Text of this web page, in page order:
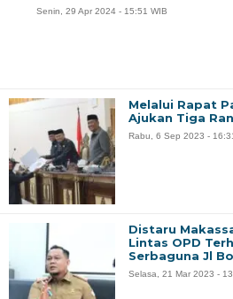
Senin, 29 Apr 2024 - 15:51 WIB
Melalui Rapat
Ajukan Tiga
Rabu, 6 Sep 2023 -
Distaru
Lintas OPD
Serbaguna Jl
Selasa, 21 Mar 2023 -